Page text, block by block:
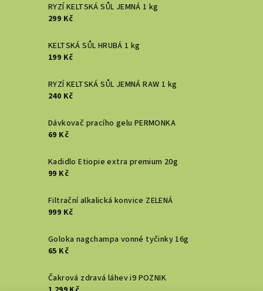
RYZÍ KELTSKÁ SŮL JEMNÁ 1 kg
299 Kč
KELTSKÁ SŮL HRUBÁ 1 kg
199 Kč
RYZÍ KELTSKÁ SŮL JEMNÁ RAW 1 kg
240 Kč
Dávkovač pracího gelu PERMONKA
69 Kč
Kadidlo Etiopie extra premium 20g
99 Kč
Filtrační alkalická konvice ZELENÁ
999 Kč
Goloka nagchampa vonné tyčinky 16g
65 Kč
Čakrová zdravá láhev i9 POZNIK